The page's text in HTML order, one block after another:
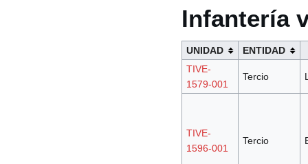
Infantería
UNIDAD
ENTIDAD
TIVE-
1579-001
Tercio
TIVE-
1596-001
Tercio